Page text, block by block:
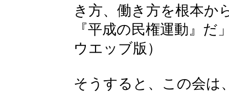
き方、働き方を根本か
『平成の民権運動』
ウエッブ版）
そうすると、この会は